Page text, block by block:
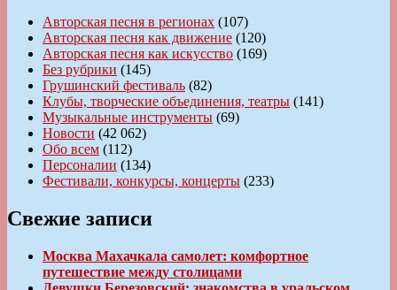
Авторская песня в регионах (107)
Авторская песня как движение (120)
Авторская песня как искусство (169)
Без рубрики (145)
Грушинский фестиваль (82)
Клубы, творческие объединения, театры (141)
Музыкальные инструменты (69)
Новости (42 062)
Обо всем (112)
Персоналии (134)
Фестивали, конкурсы, концерты (233)
Свежие записи
Москва Махачкала самолет: комфортное
путешествие между столицами